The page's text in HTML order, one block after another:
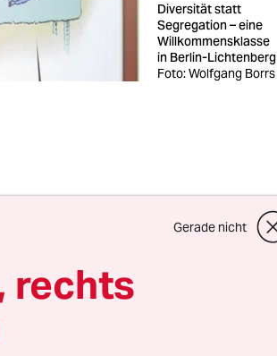
Diversität statt
Segregation – eine
Willkommensklasse
in Berlin-Lichtenberg
Foto: Wolfgang Borrs
keine Ahnung
ich mich
plötzlich alle
Der
Gerade nicht
rechts